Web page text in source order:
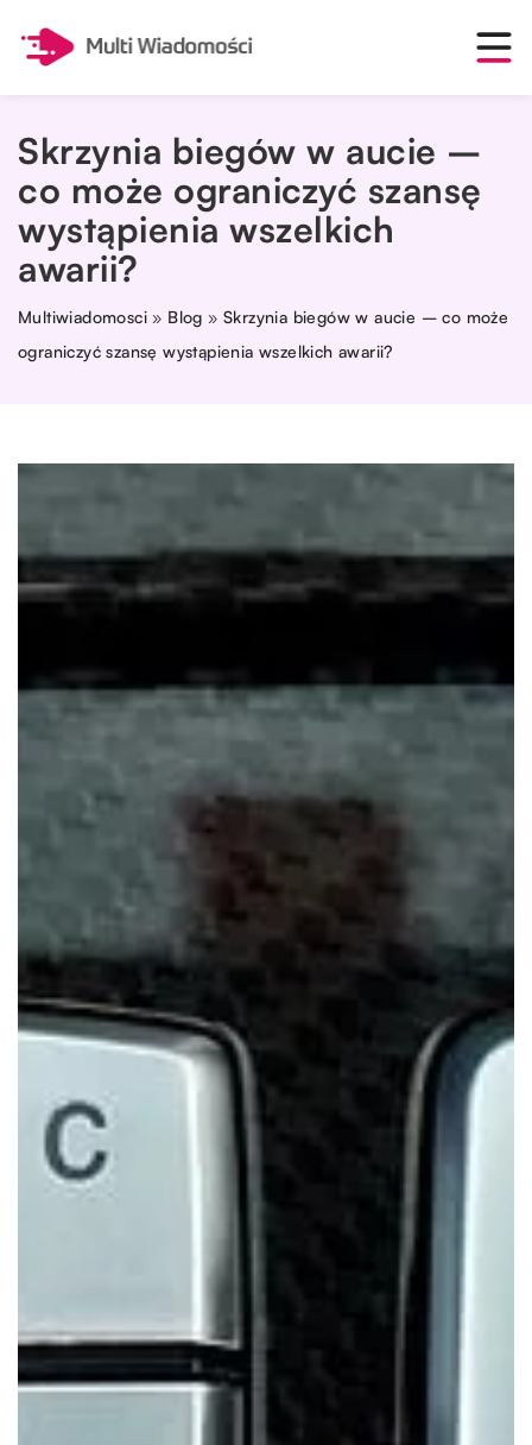
Skrzynia biegów w aucie –
co może ograniczyć szansę
wystąpienia wszelkich
awarii?
Multiwiadomosci » Blog »Skrzynia biegów w aucie – co może
ograniczyć szansę wystąpienia wszelkich awarii?